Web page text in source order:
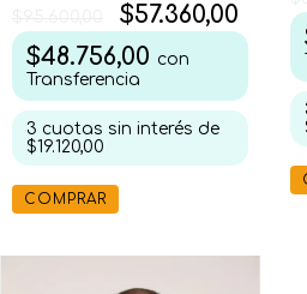
$57.360,00
$48.756,00 con
Transferencia
3 cuotas sin interés de
$19.120,00
COMPRAR